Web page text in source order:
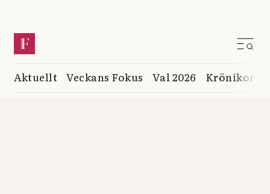
Aktuellt Veckans Fokus Val 2026 Krönikor